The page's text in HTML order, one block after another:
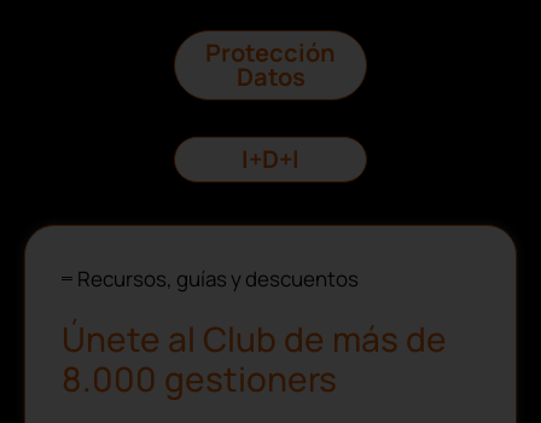
Protección
Datos
I+D+I
Recursos, guías y descuentos
Únete al Club de más de
8.000 gestioners